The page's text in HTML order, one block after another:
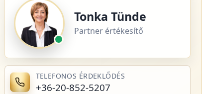
Tonka Tünde
Partner értékesítő
TELEFONOS ÉRDEKLŐDÉS
+36-20-852-5207